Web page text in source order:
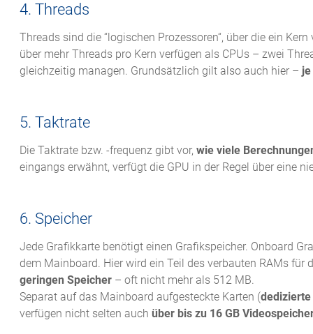
4. Threads
Threads sind die “logischen Prozessoren“, über die ein
über mehr Threads pro Kern verfügen als CPUs – zwei
gleichzeitig managen. Grundsätzlich gilt also auch hier –
5. Taktrate
Die Taktrate bzw. -frequenz gibt vor, wie viele
eingangs erwähnt, verfügt die GPU in der Regel über eine
6. Speicher
Jede Grafikkarte benötigt einen Grafikspeicher. Onboard
dem Mainboard. Hier wird ein Teil des verbauten RAMs für
geringen Speicher – oft nicht mehr als 512 MB.
Separat auf das Mainboard aufgesteckte Karten (
verfügen nicht selten auch über bis zu 16 GB